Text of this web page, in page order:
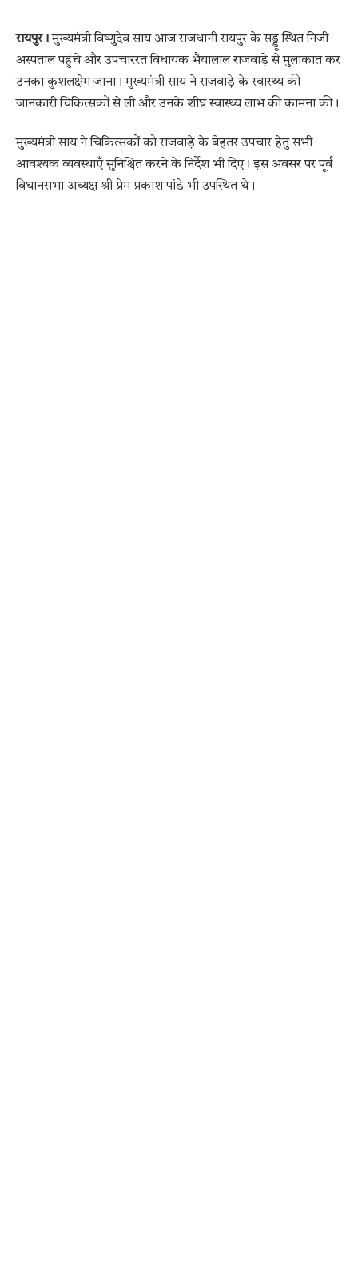
रायपुर। मुख्यमंत्री विष्णुदेव साय आज राजधानी रायपुर के सड्डू स्थित निजी
अस्पताल पहुंचे और उपचाररत विधायक भैयालाल राजवाड़े से मुलाकात कर
उनका कुशलक्षेम जाना। मुख्यमंत्री साय ने राजवाड़े के स्वास्थ्य की
जानकारी चिकित्सकों से ली और उनके शीघ्र स्वास्थ्य लाभ की कामना की।
मुख्यमंत्री साय ने चिकित्सकों को राजवाड़े के बेहतर उपचार हेतु सभी
आवश्यक व्यवस्थाएँ सुनिश्चित करने के निर्देश भी दिए। इस अवसर पर पूर्व
विधानसभा अध्यक्ष श्री प्रेम प्रकाश पांडे भी उपस्थित थे।